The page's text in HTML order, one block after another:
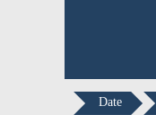
Date